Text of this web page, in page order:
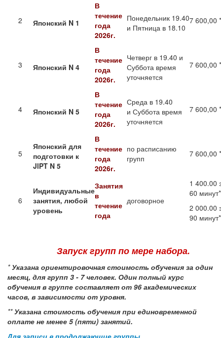
2 Японский N 1
В
течение
года
2026г.
Понедельник 19.40
и Пятница в 18.10
7 600,00 *
3 Японский N 4
В
течение
года
2026г.
Четверг в 19.40 и
Суббота время
уточняется
7 600,00 *
4 Японский N 5
В
течение
года
2026г.
Среда в 19.40
и Суббота время
уточняется
7 600,00 *
5
Японский для
подготовки к
JlPT N 5
В
течение
года
2026г.
по расписанию
групп
7 600,00 *
6
Индивидуальные
занятия, любой
уровень
Занятия
в
течение
года
договорное
1 400.00
60
2 000.00
90
Запуск групп по мере набора.
* Указана ориентировочная стоимость обучения за один
месяц, для групп 3 - 7 человек. Один полный курс
обучения в группе составляет от 96 академических
часов, в зависимости от уровня.
**Указана стоимость обучения при единовременной
оплате не менее 5 (пяти) занятий.